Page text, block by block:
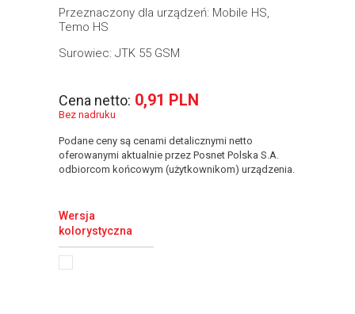
Przeznaczony dla urządzeń: Mobile HS,
Temo HS
Surowiec: JTK 55 GSM
Cena netto: 0,91 PLN
Bez nadruku
Podane ceny są cenami detalicznymi netto
oferowanymi aktualnie przez Posnet Polska S.A.
odbiorcom końcowym (użytkownikom) urządzenia.
Wersja
kolorystyczna